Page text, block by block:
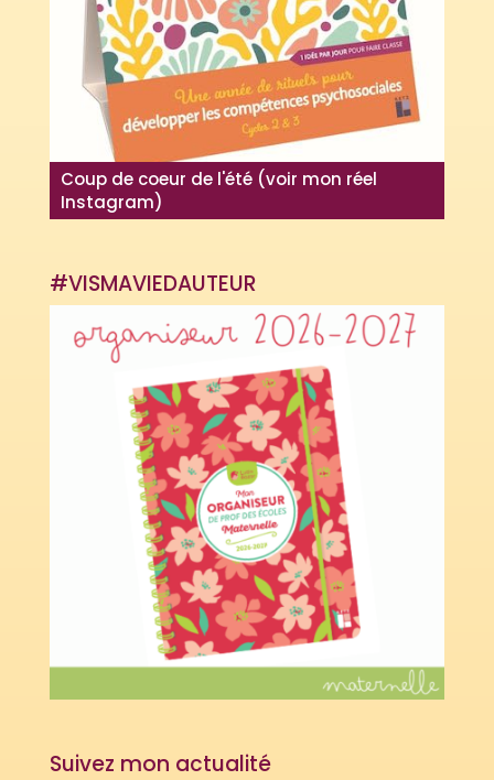
Coup de coeur de l'été (voir mon réel
Instagram)
#VISMAVIEDAUTEUR
Suivez mon actualité